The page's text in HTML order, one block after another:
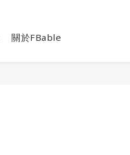
關於FBable